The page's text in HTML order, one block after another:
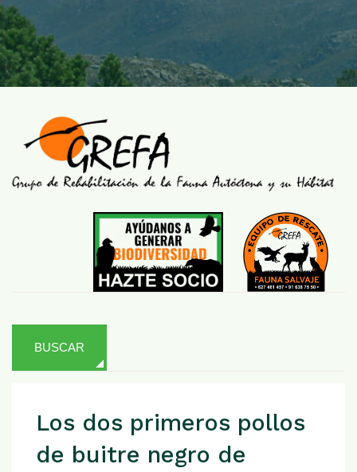
BUSCAR
Los dos primeros pollos
de buitre negro de